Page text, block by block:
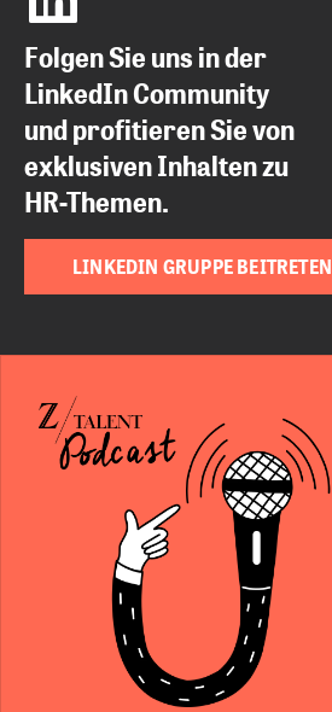
Folgen Sie uns in der
LinkedIn Community
und profitieren Sie von
exklusiven Inhalten zu
HR-Themen.
LINKEDIN GRUPPE BEITRETEN